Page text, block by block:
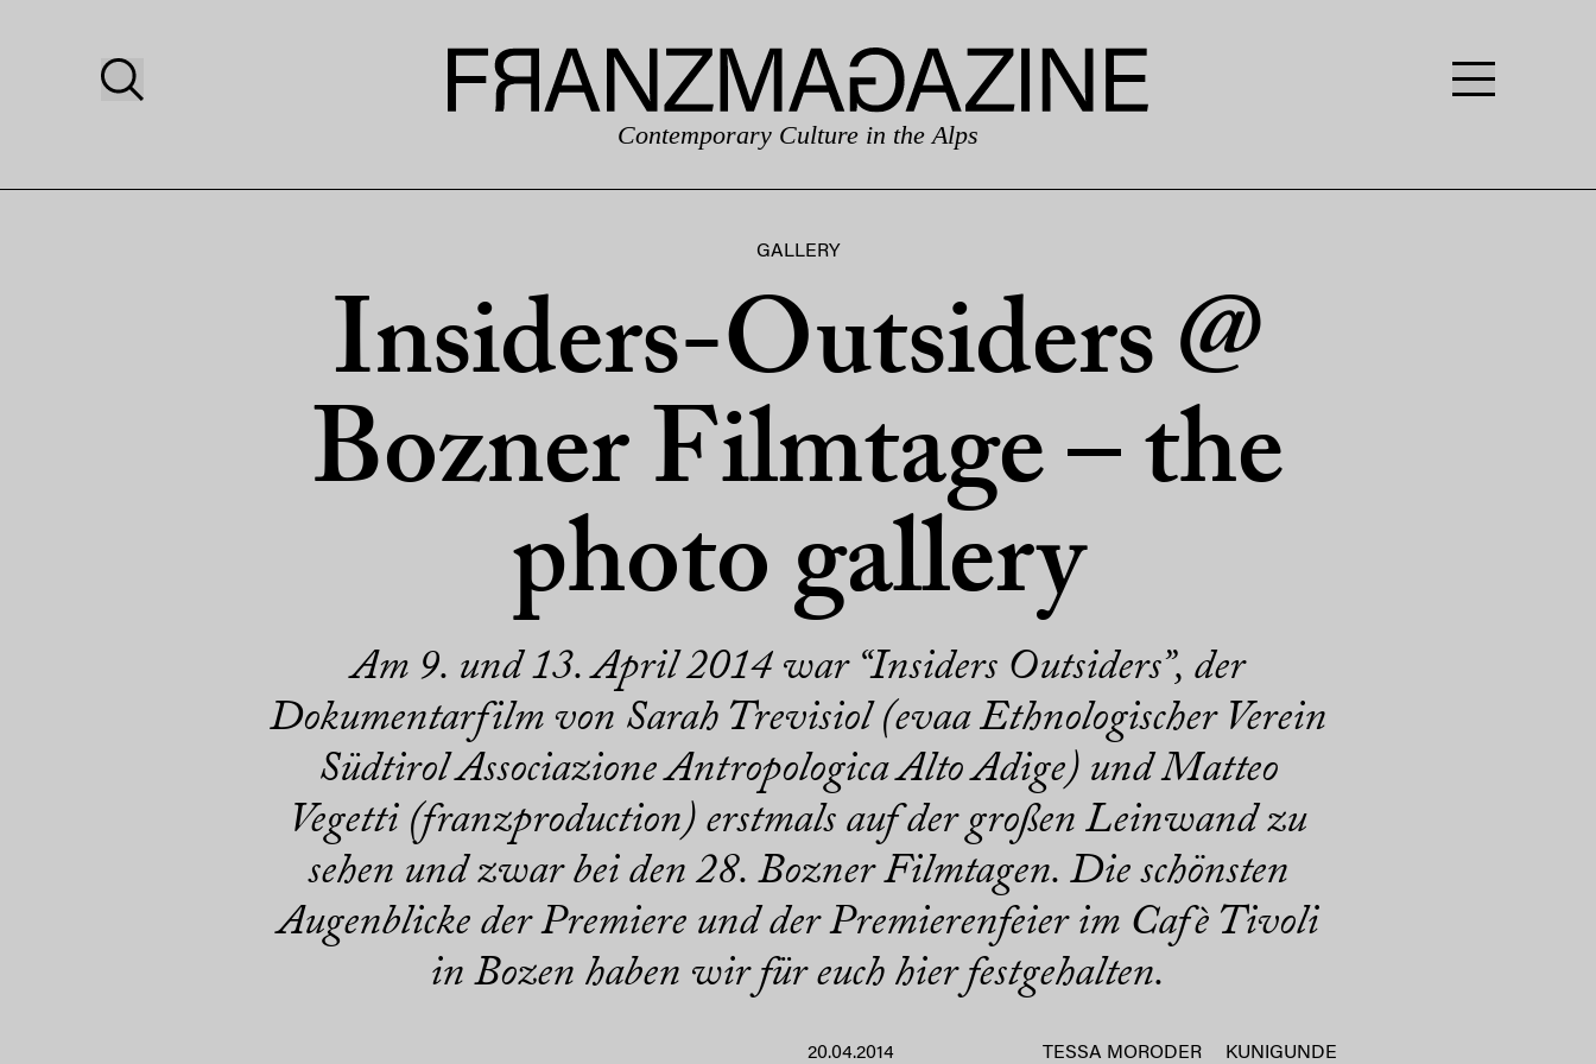
Contemporary Culture in the Alps
GALLERY
Insiders-Outsiders @
Bozner Filmtage – the
photo gallery
Am 9. und 13. April 2014 war “Insiders Outsiders”, der
Dokumentarfilm von Sarah Trevisiol (evaa Ethnologischer Verein
Südtirol Associazione Antropologica Alto Adige) und Matteo
Vegetti (franzproduction) erstmals auf der großen Leinwand zu
sehen und zwar bei den 28. Bozner Filmtagen. Die schönsten
Augenblicke der Premiere und der Premierenfeier im Cafè Tivoli
in Bozen haben wir für euch hier festgehalten.
20.04.2014 TESSA MORODER KUNIGUNDE